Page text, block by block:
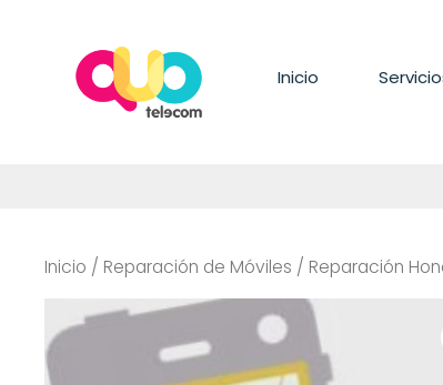
contenido
Inicio
Inicio / Reparación de Móviles / Reparación